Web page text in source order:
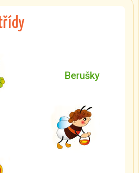
Berušky